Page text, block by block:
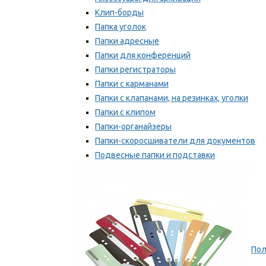
Клип-борды
Папка уголок
Папки адресные
Папки для конференций
Папки регистраторы
Папки с карманами
Папки с клапанами, на резинках, уголки
Папки с клипом
Папки-органайзеры
Папки-скоросшиватели для документов
Подвесные папки и подставки